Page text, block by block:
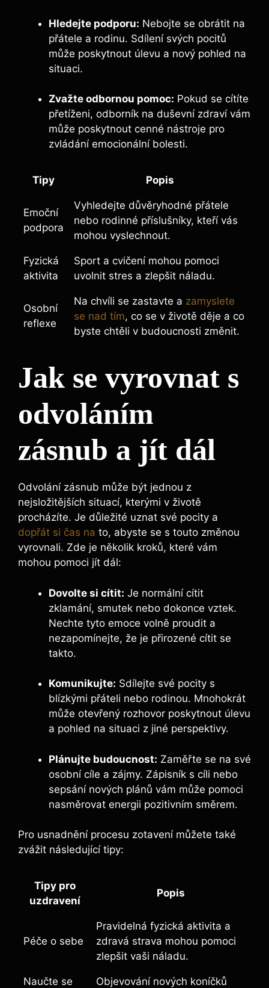
Hledejte podporu: Nebojte se obrátit na
přátele a rodinu. Sdílení svých pocitů
může poskytnout úlevu a nový pohled na
situaci.
Zvažte odbornou pomoc: Pokud se cítíte
přetíženi, odborník na duševní zdraví vám
může poskytnout cenné nástroje pro
zvládání emocionální bolesti.
Tipy Popis
Emoční
podpora
Vyhledejte důvěryhodné přátele
nebo rodinné příslušníky, kteří vás
mohou vyslechnout.
Fyzická
aktivita
Sport a cvičení mohou pomoci
uvolnit stres a zlepšit náladu.
Osobní
reflexe
Na chvíli se zastavte a zamyslete
se nad tím, co se v životě děje a co
byste chtěli v budoucnosti změnit.
Jak se vyrovnat s
odvoláním
zásnub a jít dál
Odvolání zásnub může být jednou z
nejsložitějších situací, kterými v životě
procházíte. Je důležité uznat své pocity a
dopřát si čas na to, abyste se s touto změnou
vyrovnali. Zde je několik kroků, které vám
mohou pomoci jít dál:
Dovolte si cítit: Je normální cítit
zklamání, smutek nebo dokonce vztek.
Nechte tyto emoce volně proudit a
nezapomínejte, že je přirozené cítit se
takto.
Komunikujte: Sdílejte své pocity s
blízkými přáteli nebo rodinou. Mnohokrát
může otevřený rozhovor poskytnout úlevu
a pohled na situaci z jiné perspektivy.
Plánujte budoucnost: Zaměřte se na své
osobní cíle a zájmy. Zápisník s cíli nebo
sepsání nových plánů vám může pomoci
nasměrovat energii pozitivním směrem.
Pro usnadnění procesu zotavení můžete také
zvážit následující tipy:
Tipy pro
uzdravení
Popis
Péče o sebe
Pravidelná fyzická aktivita a
zdravá strava mohou pomoci
zlepšit vaši náladu.
Naučte se
Objevování nových koníčků